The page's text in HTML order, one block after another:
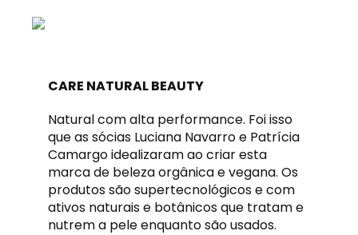
CARE NATURAL BEAUTY
Natural com alta performance. Foi isso
que as sócias Luciana Navarro e Patrícia
Camargo idealizaram ao criar esta
marca de beleza orgânica e vegana. Os
produtos são supertecnológicos e com
ativos naturais e botânicos que tratam e
nutrem a pele enquanto são usados.